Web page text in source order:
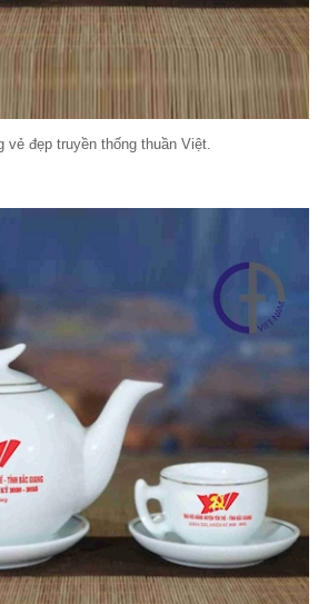
vẻ đẹp truyền thống thuần Việt.